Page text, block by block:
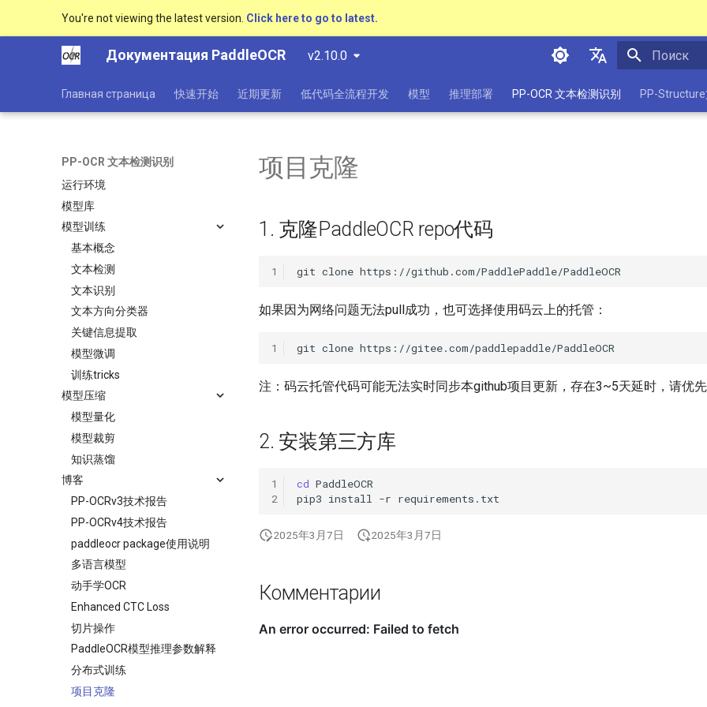
You're not viewing the latest version. Click here to go to latest.
Документация PaddleOCR v2.10.0
简体中文
Главная страница 快速开始 近期更新 低代码全流程开发 模型 推理部署 PP-OCR 文本检测识别 PP-
PP-OCR 文本检测识别
概述
效果展示
运行环境
模型库
模型训练
基本概念
文本检测
文本识别
文本方向分类器
关键信息提取
模型微调
训练tricks
模型压缩
模型量化
模型裁剪
知识蒸馏
博客
PP-OCRv3技术报告
PP-OCRv4技术报告
paddleocr package使用说明
多语言模型
动手学OCR
Enhanced CTC Loss
切片操作
PaddleOCR模型推理参数解释
分布式训练
项目克隆
项目克隆
1. 克隆PaddleOCR repo代码
1 git clone
如果因为网络问题无法pull成功，也可选择使用码云上的托管：
1 git clone
注：码云托管代码可能无法实时同步本github项目更新，存在3~5天延时，请优先
2. 安装第三方库
1
2
cd
pip3 install -r
2025年3月7日 2025年3月7日
Комментарии